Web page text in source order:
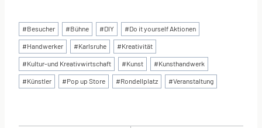
Schlagworte:
#Besucher #Bühne #DIY #Do it yourself Aktionen
#Handwerker #Karlsruhe #Kreativität
#Kultur-und Kreativwirtschaft #Kunst #Kunsthandwerk
#Künstler #Pop up Store #Rondellplatz #Veranstaltung